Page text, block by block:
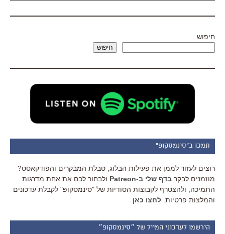
חיפוש
חיפוש
תמכו ב"סינמסקופ"
רוצים לעזור לממן את פעילות הבלוג, טבלת המבקרים והפודקאסט?
מוזמנים לבקר בדף שלי ב-Patreon
ולבחור לכם את אחת מדרגות
התמיכה, ולהצטרף לקבוצות הסודיות של "סינמסקופ" לקבלת עדכונים
והמלצות פרטיות. לחצו כאן
הירשמו לעדכוני המייל של ״סינמסקופ״